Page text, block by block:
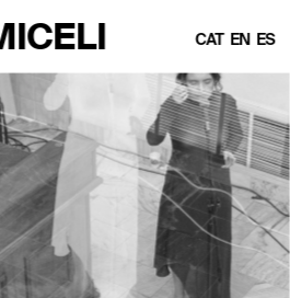
CAT EN ES